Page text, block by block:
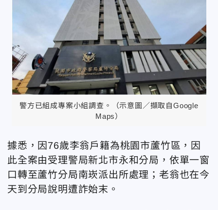
警方已組成專案小組調查。（示意圖／擷取自Google
Maps）
據悉，因76歲李翁戶籍為桃園市蘆竹區，因
此全案由受理警局新北市永和分局，依單一窗
口轉至蘆竹分局南崁派出所處理；老翁也在今
天到分局說明遭詐始末。